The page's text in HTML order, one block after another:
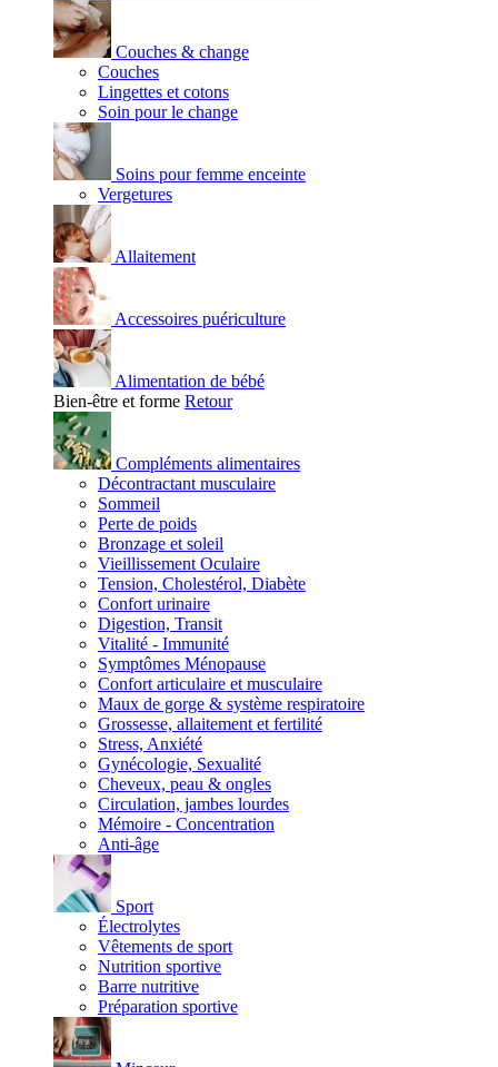
Couches & change
Couches
Lingettes et cotons
Soin pour le change
Soins pour femme enceinte
Vergetures
Allaitement
Accessoires puériculture
Alimentation de bébé
Bien-être et forme Retour
Compléments alimentaires
Décontractant musculaire
Sommeil
Perte de poids
Bronzage et soleil
Vieillissement Oculaire
Tension, Cholestérol, Diabète
Confort urinaire
Digestion, Transit
Vitalité - Immunité
Symptômes Ménopause
Confort articulaire et musculaire
Maux de gorge & système respiratoire
Grossesse, allaitement et fertilité
Stress, Anxiété
Gynécologie, Sexualité
Cheveux, peau & ongles
Circulation, jambes lourdes
Mémoire - Concentration
Anti-âge
Sport
Électrolytes
Vêtements de sport
Nutrition sportive
Barre nutritive
Préparation sportive